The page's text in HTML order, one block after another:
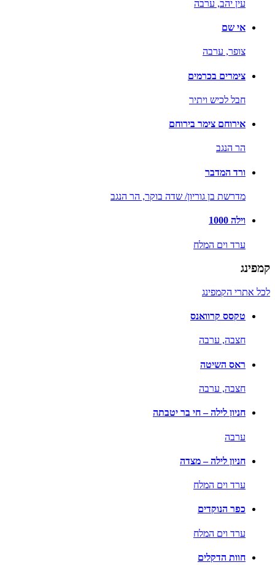
עין יהב, ערבה
אי שם
צופר, ערבה
צימרים בכרמים
חבל לכיש ויתיר
אירוחם צימר בירוחם
הר הנגב
ורד המדבר
מדרשת בן גוריון/ שדה בוקר, הר הנגב
וילה 1000
ערד וים המלח
קמפינג
לכל אתרי הקמפינג
טקסס קרוואנס
חצבה, ערבה
ראס השיטה
חצבה, ערבה
חניון לילה – חי בר יטבתה
ערבה
חניון לילה – מצדה
ערד וים המלח
כפר הנוקדים
ערד וים המלח
חוות הדקלים